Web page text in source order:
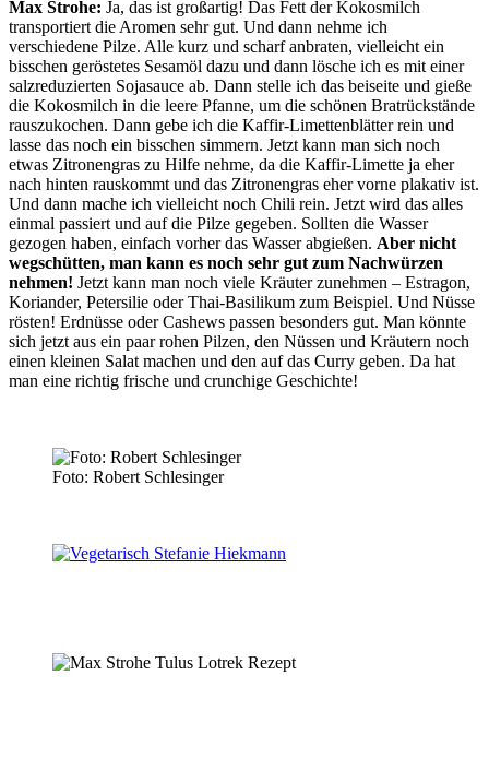
Max Strohe: Ja, das ist großartig! Das Fett der Kokosmilch
transportiert die Aromen sehr gut. Und dann nehme ich
verschiedene Pilze. Alle kurz und scharf anbraten, vielleicht ein
bisschen geröstetes Sesamöl dazu und dann lösche ich es mit einer
salzreduzierten Sojasauce ab. Dann stelle ich das beiseite und gieße
die Kokosmilch in die leere Pfanne, um die schönen Bratrückstände
rauszukochen. Dann gebe ich die Kaffir-Limettenblätter rein und
lasse das noch ein bisschen simmern. Jetzt kann man sich noch
etwas Zitronengras zu Hilfe nehme, da die Kaffir-Limette ja eher
nach hinten rauskommt und das Zitronengras eher vorne plakativ ist.
Und dann mache ich vielleicht noch Chili rein. Jetzt wird das alles
einmal passiert und auf die Pilze gegeben. Sollten die Wasser
gezogen haben, einfach vorher das Wasser abgießen. Aber nicht
wegschütten, man kann es noch sehr gut zum Nachwürzen
nehmen! Jetzt kann man noch viele Kräuter zunehmen – Estragon,
Koriander, Petersilie oder Thai-Basilikum zum Beispiel. Und Nüsse
rösten! Erdnüsse oder Cashews passen besonders gut. Man könnte
sich jetzt aus ein paar rohen Pilzen, den Nüssen und Kräutern noch
einen kleinen Salat machen und den auf das Curry geben. Da hat
man eine richtig frische und crunchige Geschichte!
Foto: Robert Schlesinger